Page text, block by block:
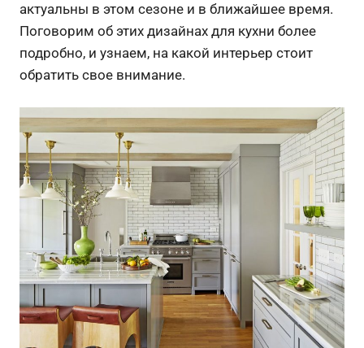
актуальны в этом сезоне и в ближайшее время.
Поговорим об этих дизайнах для кухни более
подробно, и узнаем, на какой интерьер стоит
обратить свое внимание.